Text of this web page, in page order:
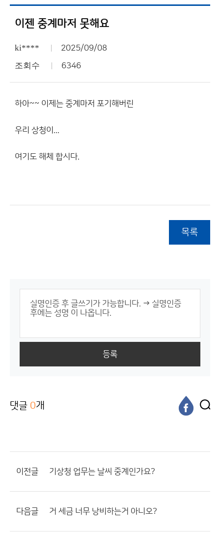
이젠 중계마저 못해요
ki**** 2025/09/08
조회수 6346
하아~~ 이제는 중계마저 포기해버린
우리 상청이...
여기도 해체 합시다.
목록
등록
댓글 0개
이전글 기상청 업무는 날씨 중계인가요?
다음글 거 세금 너무 낭비하는거 아니오?